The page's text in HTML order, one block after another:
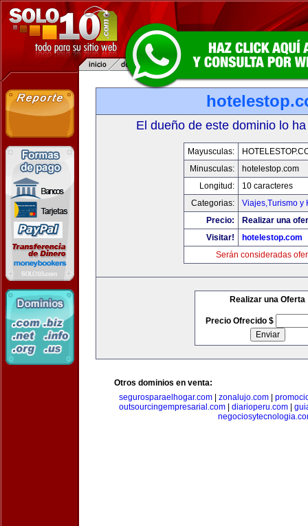
El dueño de este dominio lo
Mayusculas:
Minusculas:
hotelestop.com
Longitud:
10 caracteres
Categorias:
Viajes,Turismo y
Precio:
Realizar una
Visitar!
hotelestop.com
Serán consideradas
Realizar una Oferta
Precio Ofrecido $
Otros dominios en venta:
segurosparaelhogar.com| zonalujo.com|
outsourcingempresarial.com| diarioperu.com|